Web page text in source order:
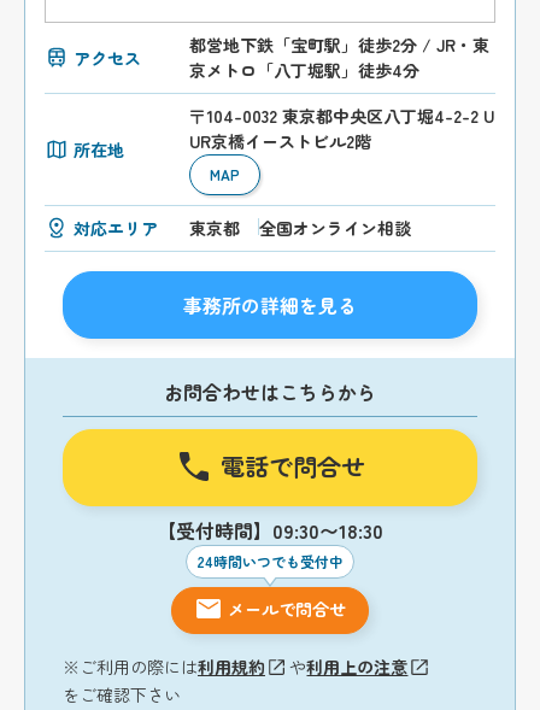
アクセス
都営地下鉄「宝町駅」徒歩2分 / JR・東
京メトロ「八丁堀駅」徒歩4分
所在地
〒104-0032 東京都中央区八丁堀4-2-2 U
UR京橋イーストビル2階
MAP
対応エリア 東京都 全国オンライン相談
事務所の詳細を見る
お問合わせはこちらから
電話で問合せ
【受付時間】09:30〜18:30
24時間いつでも受付中
メールで問合せ
※ご利用の際には利用規約 や利用上の注意
をご確認下さい